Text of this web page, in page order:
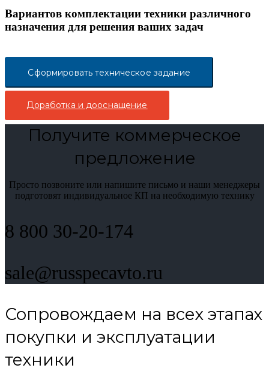
Вариантов комплектации техники различного
назначения для решения ваших задач
Сформировать техническое задание
Доработка и дооснащение
Получите коммерческое
предложение
Просто позвоните или напишите письмо и наши менеджеры
подготовят индивидуальное КП на необходимую технику
8 800 30-20-174
sale@russpecavto.ru
Сопровождаем на всех этапах
покупки и эксплуатации
техники